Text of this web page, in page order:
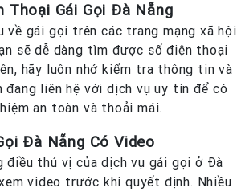
Thoại Gái Gọi Đà Nẵng
về gái gọi trên các trang mạng xã hội
sẽ dễ dàng tìm được số điện thoại
hãy luôn nhớ kiểm tra thông tin và
đang liên hệ với dịch vụ uy tín để có
an toàn và thoải mái.
Đà Nẵng Có Video
điều thú vị của dịch vụ gái gọi ở Đà
video trước khi quyết định. Nhiều